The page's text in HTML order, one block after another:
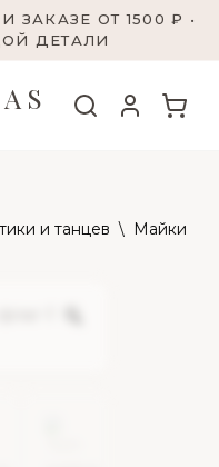
ЗАКАЗЕ ОТ 1500 ₽ •
ДЕТАЛИ
и танцев \ Майки и